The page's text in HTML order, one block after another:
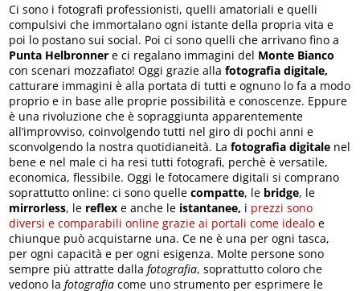
Ci sono i fotografi professionisti, quelli amatoriali e quelli
compulsivi che immortalano ogni istante della propria vita e
poi lo postano sui social. Poi ci sono quelli che arrivano fino a
Punta Helbronner e ci regalano immagini del Monte Bianco
con scenari mozzafiato! Oggi grazie allafotografia digitale,
catturare immagini è alla portata di tutti e ognuno lo fa a modo
proprio e in base alle proprie possibilità e conoscenze. Eppure
è una rivoluzione che è sopraggiunta apparentemente
all’improvviso, coinvolgendo tutti nel giro di pochi anni e
sconvolgendo la nostra quotidianeità. Lafotografia digitale nel
bene e nel male ci ha resi tutti fotografi, perchè è versatile,
economica, flessibile. Oggi le fotocamere digitali si comprano
soprattutto online: ci sono quelle compatte, le bridge, le
mirrorless, le reflex e anche le istantanee, i prezzi sono
diversi e comparabili online grazie ai portali come idealo e
chiunque può acquistarne una. Ce ne è una per ogni tasca,
per ogni capacità e per ogni esigenza. Molte persone sono
sempre più attratte dalla fotografia, soprattutto coloro che
vedono lafotografia come uno strumento per esprimere le